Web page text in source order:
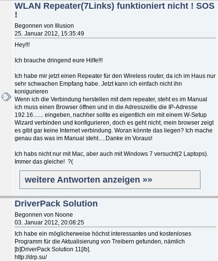
WLAN Repeater(7Links) funktioniert nicht ! SOS
!
Begonnen von Illusion
25. Januar 2012, 15:35:49
Hey!!!
Ich brauche dringend eure Hilfe!!!
Ich habe mir jetzt einen Repeater für den Wireless router, da ich im Haus nur
sehr schwachen Empfang habe. Jetzt kann ich einfach nicht ihn
konigurieren
Wenn ich die Verbindung herstellen mit dem repeater, steht es im Manual
ich muss einen Browser öffnen und in die Adresszeille die IP-Adresse
192.16....... eingeben, nachher sollte es eigentlich ein mit einem W-Setup
Wizard verbinden und konfigurieren, doch es geht nicht, mein browser zeigt
es gibt gar keine Internet verbindung. Woran könnte das liegen? Ich mache
genau das was im Manual steht.....Danke im Voraus!
Ich habs nicht nur mit Mac, aber auch mit Windows 7 versucht(2 Laptops).
Immer das gleiche! ?(
weitere Antworten anzeigen »»
DriverPack Solution
Begonnen von Noone
03. Januar 2012, 20:08:25
Ich habe ein möglicherweise höchst interessantes und kostenloses
Programm für die Aktualisierung von Treibern gefunden, nämlich
[b]DriverPack Solution 11[/b].
http://drp.su/